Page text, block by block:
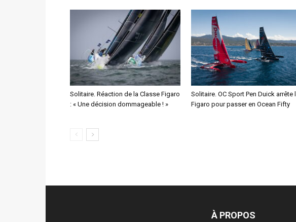
Solitaire. Réaction de la Classe Figaro
: « Une décision dommageable ! »
Solitaire. OC Sport Pen Duick arrête
Figaro pour passer en Ocean Fifty
À PROPOS